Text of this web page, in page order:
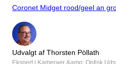
Coronet Midget rood/geel an
Udvalgt af Thorsten Pöllath
Ekspert i Kameraer &amp; Optisk